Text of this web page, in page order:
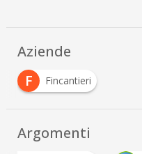
Aziende
F
Fincantieri
Argomenti